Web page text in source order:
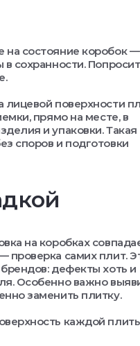
состояние коробок
сохранности.
поверхности
прямо на месте, в
и упаковки. Такая
споров и подготовки
на коробках
проверка самих плит.
дефекты хоть и
Особенно важно
заменить плитку.
каждой